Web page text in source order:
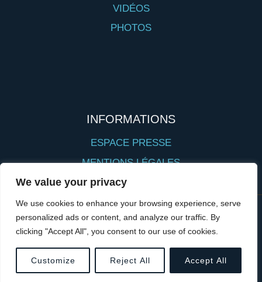
We value your privacy
We use cookies to enhance your browsing experience, serve
personalized ads or content, and analyze our traffic. By
clicking "Accept All", you consent to our use of cookies.
Customize Reject All Accept All
VIDÉOS
PHOTOS
INFORMATIONS
ESPACE PRESSE
MENTIONS LÉGALES
Réalisation : ÉMOTIONS - Yann Duriez /
Jacvan
WordPress par